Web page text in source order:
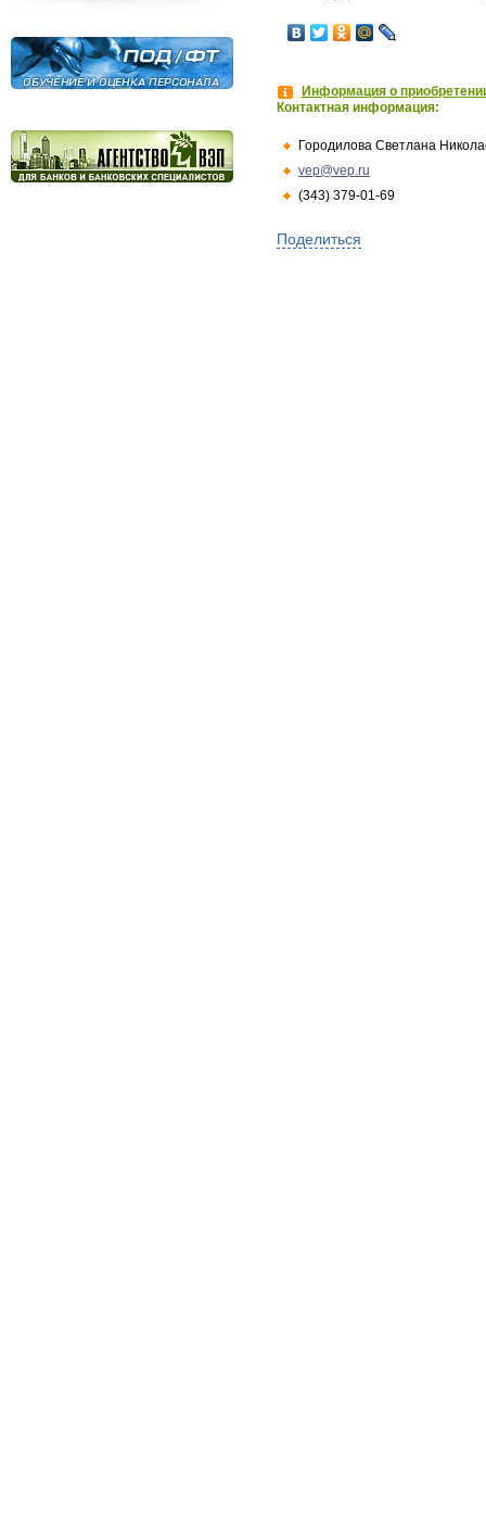
Информация о
Контактная информация:
Городилова Светлана
vep@vep.ru
(343) 379-01-69
Поделиться